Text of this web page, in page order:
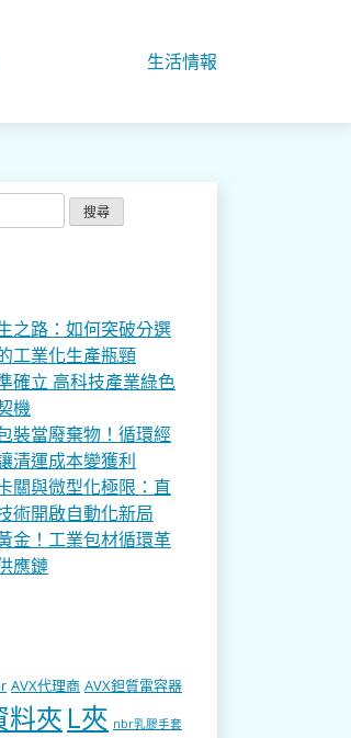
生活情報
之路：如何突破分選
工業化生產瓶頸
確立 高科技產業綠色
機
裝當廢棄物！循環經
清運成本變獲利
關與微型化極限：直
術開啟自動化新局
金！工業包材循環革
應鏈
AVX代理商 AVX鉭質電容器
料夾 L夾 nbr乳膠手套